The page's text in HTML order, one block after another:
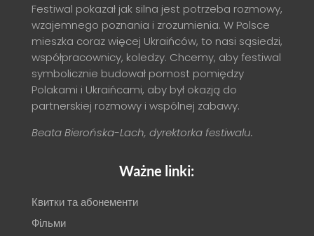
Festiwal pokazał jak silna jest potrzeba rozmowy,
wzajemnego poznania i zrozumienia. W Polsce
mieszka coraz więcej Ukraińców, to nasi sąsiedzi,
współpracownicy, koledzy. Chcemy, aby festiwal
symbolicznie budował pomost pomiędzy
Polakami i Ukraińcami, aby był okazją do
partnerskiej rozmowy i wspólnej zabawy.
Beata Bierońska-Lach, dyrektorka festiwalu.
Ważne linki:
Квитки та абонементи
Фільми